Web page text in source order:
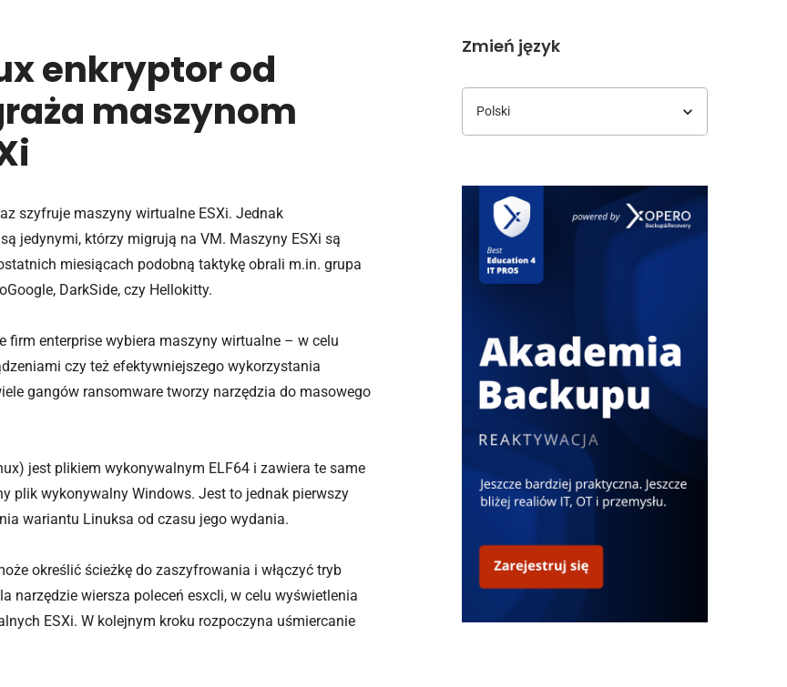
enkryptor od
maszynom
szyfruje maszyny wirtualne ESXi. Jednak
jedynymi, którzy migrują na VM. Maszyny ESXi są
miesiącach podobną taktykę obrali m.in. grupa
DarkSide, czy Hellokitty.
firm enterprise wybiera maszyny wirtualne – w celu
czy też efektywniejszego wykorzystania
gangów ransomware tworzy narzędzia do masowego
jest plikiem wykonywalnym ELF64 i zawiera te same
plik wykonywalny Windows. Jest to jednak pierwszy
wariantu Linuksa od czasu jego wydania.
określić ścieżkę do zaszyfrowania i włączyć tryb
narzędzie wiersza poleceń esxcli, w celu wyświetlenia
ESXi. W kolejnym kroku rozpoczyna uśmiercanie
Zmień język
język